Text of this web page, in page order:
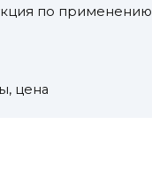
по применению
цена